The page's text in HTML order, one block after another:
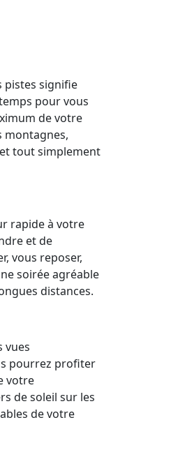
pistes signifie
pour vous
de votre
montagnes,
tout simplement
rapide à votre
et de
vous reposer,
soirée agréable
distances.
vues
pourrez profiter
votre
de soleil sur les
de votre